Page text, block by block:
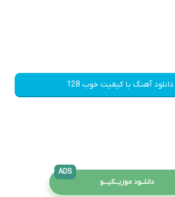
دانلود آهنگ با کیفیت خوب 128
دانلــود موزیــکیـــو
ADS